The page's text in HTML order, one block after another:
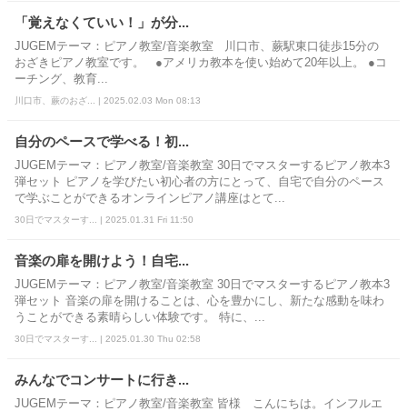
「覚えなくていい！」が分...
JUGEMテーマ：ピアノ教室/音楽教室 川口市、蕨駅東口徒歩15分の
おざきピアノ教室です。 ●アメリカ教本を使い始めて20年以上。 ●コ
ーチング、教育...
川口市、蕨のおざ... | 2025.02.03 Mon 08:13
自分のペースで学べる！初...
JUGEMテーマ：ピアノ教室/音楽教室 30日でマスターするピアノ教本3
弾セット ピアノを学びたい初心者の方にとって、自宅で自分のペース
で学ぶことができるオンラインピアノ講座はとて...
30日でマスターす... | 2025.01.31 Fri 11:50
音楽の扉を開けよう！自宅...
JUGEMテーマ：ピアノ教室/音楽教室 30日でマスターするピアノ教本3
弾セット 音楽の扉を開けることは、心を豊かにし、新たな感動を味わ
うことができる素晴らしい体験です。 特に、...
30日でマスターす... | 2025.01.30 Thu 02:58
みんなでコンサートに行き...
JUGEMテーマ：ピアノ教室/音楽教室 皆様 こんにちは。インフルエ